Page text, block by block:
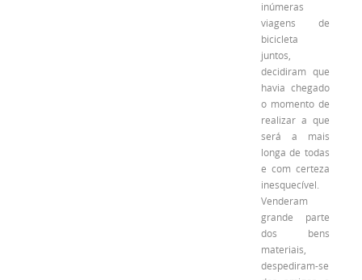
inúmeras
viagens de
bicicleta
juntos,
decidiram que
havia chegado
o momento de
realizar a que
será a mais
longa de todas
e com certeza
inesquecível.
Venderam
grande parte
dos bens
materiais,
despediram-se